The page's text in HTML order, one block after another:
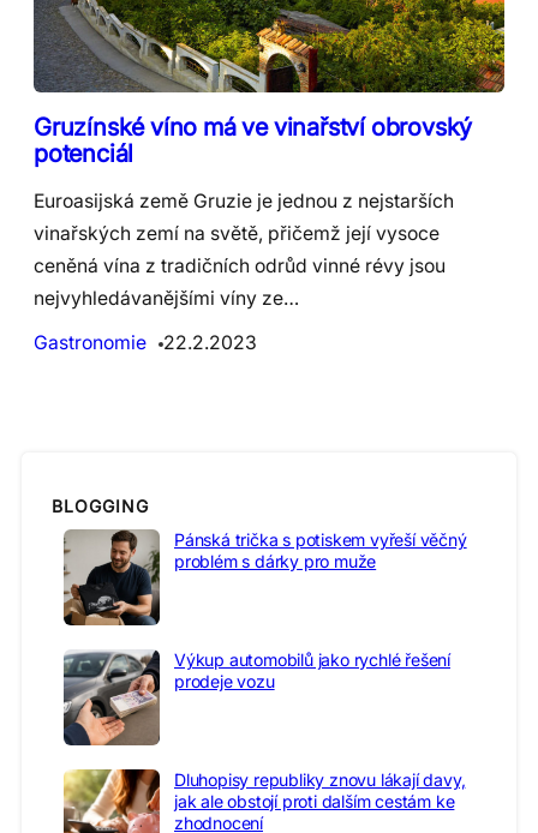
Gruzínské víno má ve vinařství obrovský
potenciál
Euroasijská země Gruzie je jednou z nejstarších
vinařských zemí na světě, přičemž její vysoce
ceněná vína z tradičních odrůd vinné révy jsou
nejvyhledávanějšími víny ze…
Gastronomie
22.2.2023
BLOGGING
Pánská trička s potiskem vyřeší věčný
problém s dárky pro muže
Výkup automobilů jako rychlé řešení
prodeje vozu
Dluhopisy republiky znovu lákají davy,
jak ale obstojí proti dalším cestám ke
zhodnocení